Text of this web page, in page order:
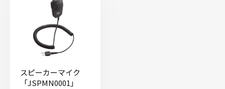
スピーカーマイク
「JSPMN0001」